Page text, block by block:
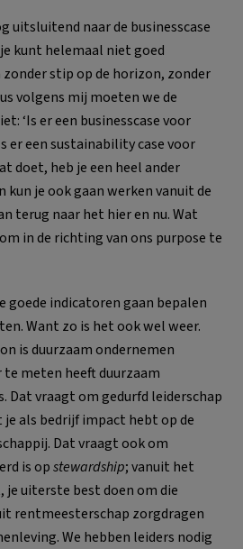
uitsluitend naar de businesscase
kunt helemaal niet goed
stip op de horizon, zonder
volgens mij moeten we de
‘Is er een businesscase voor
er een sustainability case voor
doet, heb je een heel ander
kun je ook gaan werken vanuit de
terug naar het hier en nu. Wat
in de richting van ons purpose te
goede indicatoren gaan bepalen
Want zo is het ook wel weer.
is duurzaam ondernemen
meten heeft duurzaam
Dat vraagt om gedurfd leiderschap
als bedrijf impact hebt op de
Dat vraagt ook om
is opstewardship; vanuit het
je uiterste best doen om die
rentmeesterschap zorgdragen
We hebben leiders nodig